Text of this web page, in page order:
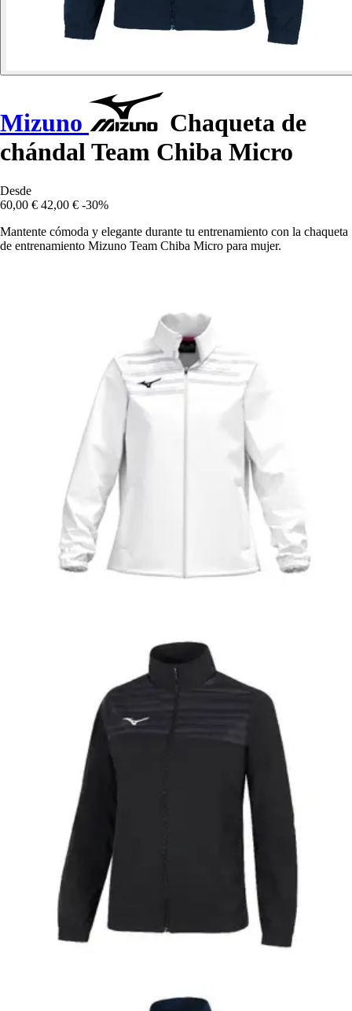
Mizuno
Chaqueta de
chándal Team Chiba Micro
Desde
60,00 € 42,00 € -30%
Mantente cómoda y elegante durante tu entrenamiento con la chaqueta
de entrenamiento Mizuno Team Chiba Micro para mujer.